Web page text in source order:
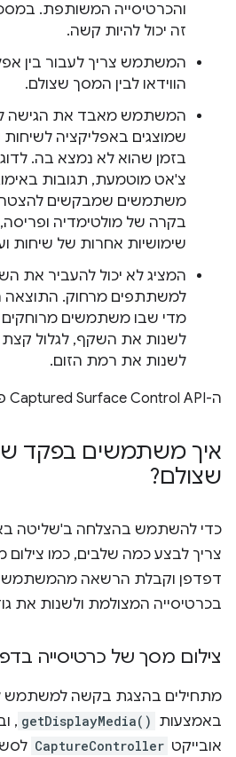
והכרטיסייה המשותפת.
זה יכול להיות קשה.
המשתמש צריך לעבור בין
הווידאו לבין המסך שצולם.
המשתמש מאבד את הגישה
שמוצגים באפליקציה לשיחות
בזמן שהוא לא נמצא בה.
צ'אט מוטמעת, תגובות
משתמשים שמבקשים
בקרה של מולטימדיה ופריסה,
שימושיות אחרות של שיחות
המציג לא יכול להעביר את
למשתתפים מרחוק. התוצאה
מדי שבו משתמשים
לשנות את השקף, לגלול קצת
לשנות את רמת הזום.
ה-Captured Surface Control API פותר את הבעיות האלה.
איך משתמשים בפקד
שצולם?
כדי להשתמש בהצלחה ב'שליטה
צריך לבצע כמה שלבים, כמו צילום
דפדפן וקבלת הרשאה מהמשתמש
בכרטיסייה המצולמת ולשנות את
צילום מסך של כרטיסייה
מתחילים בהצגת בקשה למשתמש
באמצעות getDisplayMedia()
,
אובייקט CaptureController